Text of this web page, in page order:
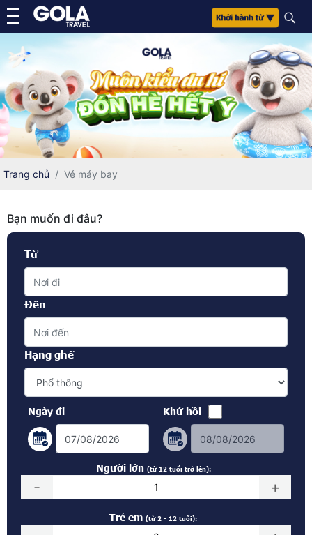
Trang chủ Vé máy bay
Bạn muốn đi đâu?
Từ
Đến
Hạng ghế
Ngày đi Khứ hồi
Người lớn (từ 12 tuổi trở lên):
- +
Trẻ em (từ 2 - 12 tuổi):